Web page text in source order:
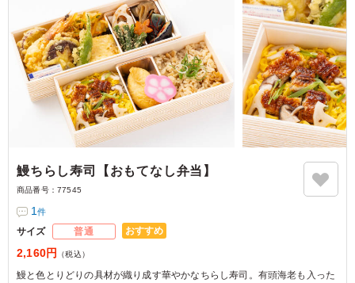
鰻ちらし寿司【おもてなし弁当】
商品番号： 77545
1件
サイズ 普通 おすすめ
2,160円 （税込）
鰻と色とりどりの具材が織り成す華やかなちらし寿司。有頭海老も入った